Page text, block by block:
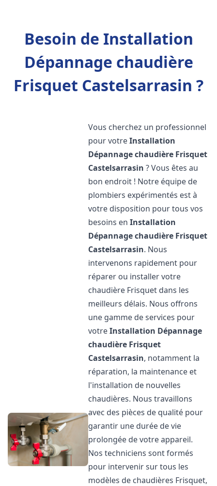
Besoin de Installation
Dépannage chaudière
Frisquet Castelsarrasin ?
Vous cherchez un professionnel
pour votreInstallation
Dépannage chaudière Frisquet
Castelsarrasin ? Vous êtes au
bon endroit ! Notre équipe de
plombiers expérimentés est à
votre disposition pour tous vos
besoins enInstallation
Dépannage chaudière Frisquet
Castelsarrasin. Nous
intervenons rapidement pour
réparer ou installer votre
chaudière Frisquet dans les
meilleurs délais. Nous offrons
une gamme de services pour
votreInstallation Dépannage
chaudière Frisquet
Castelsarrasin, notamment la
réparation, la maintenance et
l'installation de nouvelles
chaudières. Nous travaillons
avec des pièces de qualité pour
garantir une durée de vie
prolongée de votre appareil.
Nos techniciens sont formés
pour intervenir sur tous les
modèles de chaudières Frisquet,